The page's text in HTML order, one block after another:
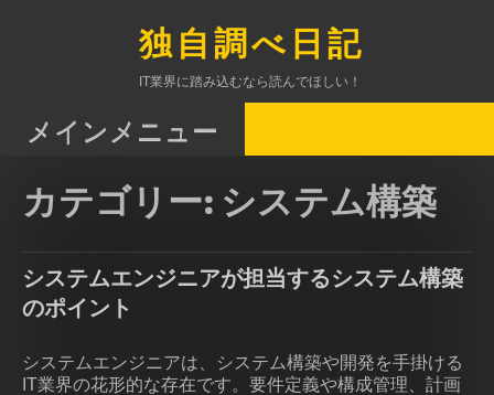
独自調べ日記
IT業界に踏み込むなら読んでほしい！
メインメニュー
カテゴリー: システム構築
システムエンジニアが担当するシステム構築
のポイント
システムエンジニアは、システム構築や開発を手掛ける
IT業界の花形的な存在です。要件定義や構成管理、計画